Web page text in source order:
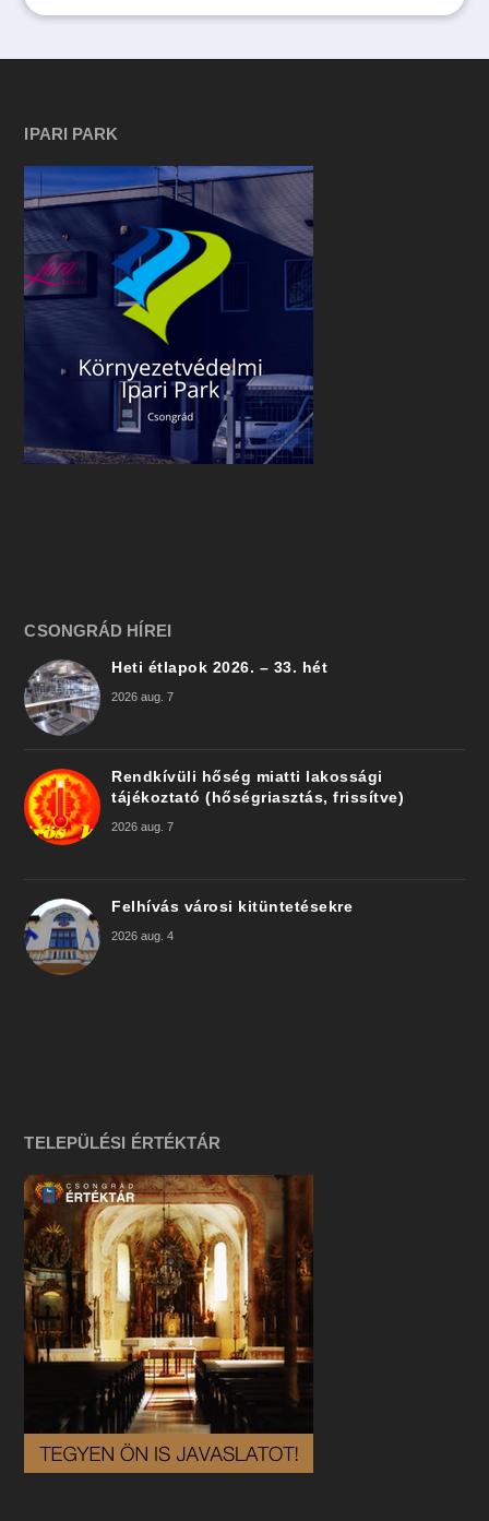
IPARI PARK
CSONGRÁD HÍREI
Heti étlapok 2026. – 33. hét
2026 aug. 7
Rendkívüli hőség miatti lakossági
tájékoztató (hőségriasztás, frissítve)
2026 aug. 7
Felhívás városi kitüntetésekre
2026 aug. 4
TELEPÜLÉSI ÉRTÉKTÁR